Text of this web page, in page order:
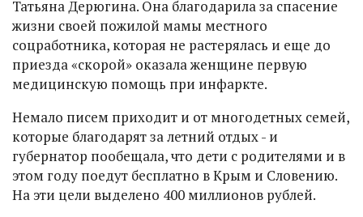
Татьяна Дерюгина. Она благодарила за спасение
жизни своей пожилой мамы местного
соцработника, которая не растерялась и еще до
приезда «скорой» оказала женщине первую
медицинскую помощь при инфаркте.
Немало писем приходит и от многодетных семей,
которые благодарят за летний отдых - и
губернатор пообещала, что дети с родителями и в
этом году поедут бесплатно в Крым и Словению.
На эти цели выделено 400 миллионов рублей.